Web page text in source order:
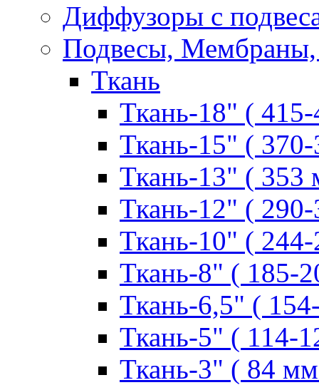
Диффузоры с
Подвесы,
Ткань
Ткань-18" (
Ткань-15" (
Ткань-13" ( 353
Ткань-12" (
Ткань-10" (
Ткань-8" ( 185-
Ткань-6,5" (
Ткань-5" ( 114-
Ткань-3" ( 84